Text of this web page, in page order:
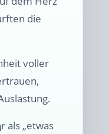
die
voller
als „etwas